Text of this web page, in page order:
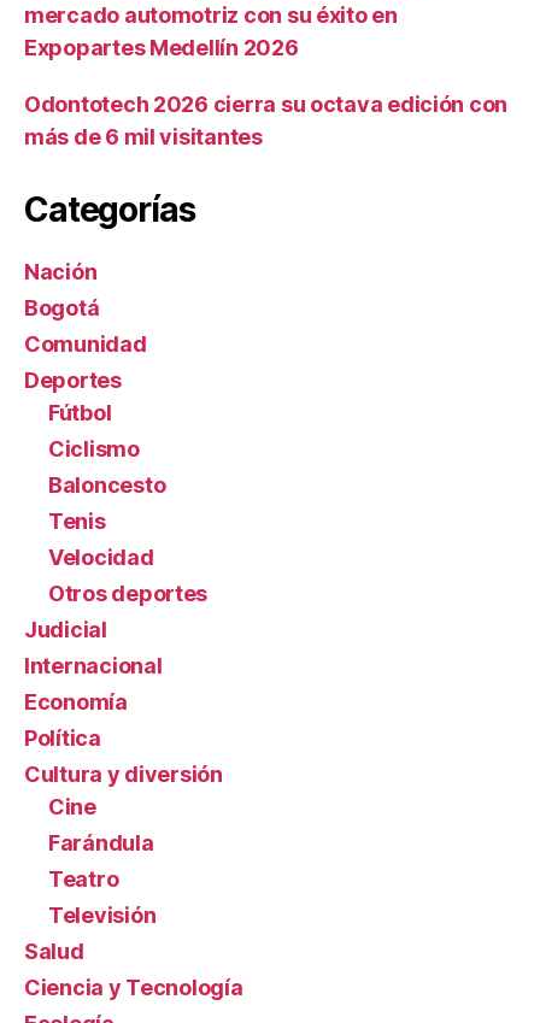
mercado automotriz con su éxito en
Expopartes Medellín 2026
Odontotech 2026 cierra su octava edición con
más de 6 mil visitantes
Categorías
Nación
Bogotá
Comunidad
Deportes
Fútbol
Ciclismo
Baloncesto
Tenis
Velocidad
Otros deportes
Judicial
Internacional
Economía
Política
Cultura y diversión
Cine
Farándula
Teatro
Televisión
Salud
Ciencia y Tecnología